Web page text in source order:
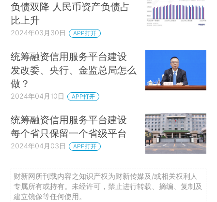
负债双降 人民币资产负债占
比上升
2024年03月30日 APP打开
统筹融资信用服务平台建设
发改委、央行、金监总局怎么
做？
2024年04月10日 APP打开
统筹融资信用服务平台建设
每个省只保留一个省级平台
2024年04月03日 APP打开
财新网所刊载内容之知识产权为财新传媒及/或相关权利人
专属所有或持有。未经许可，禁止进行转载、摘编、复制及
建立镜像等任何使用。